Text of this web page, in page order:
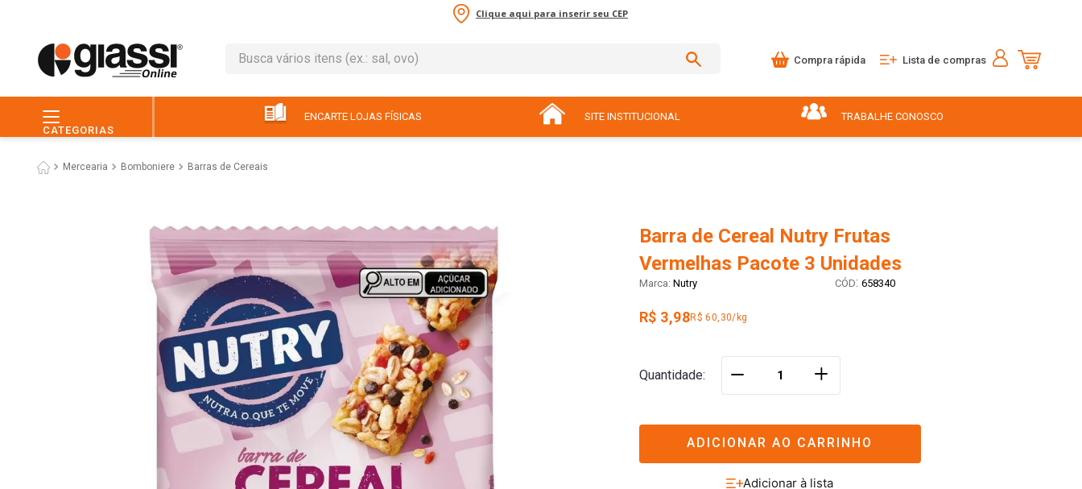
Clique aqui para inserir seu CEP
Busca vários itens (ex.: sal, ovo)
Compra rápida Lista de compras
CATEGORIAS
ENCARTE LOJAS FÍSICAS SITE INSTITUCIONAL TRABALHE CONOSCO
Mercearia Bomboniere Barras de Cereais
Barra de Cereal Nutry Frutas
Vermelhas Pacote 3 Unidades
Nutry : 658340
R$ 3,98R$ 60,30/kg
Quantidade ＋
ADICIONAR AO CARRINHO
café
3 º
5º chocolate
6º macarrão
7 arroz
8 pão
9º ovo
10º iogurte